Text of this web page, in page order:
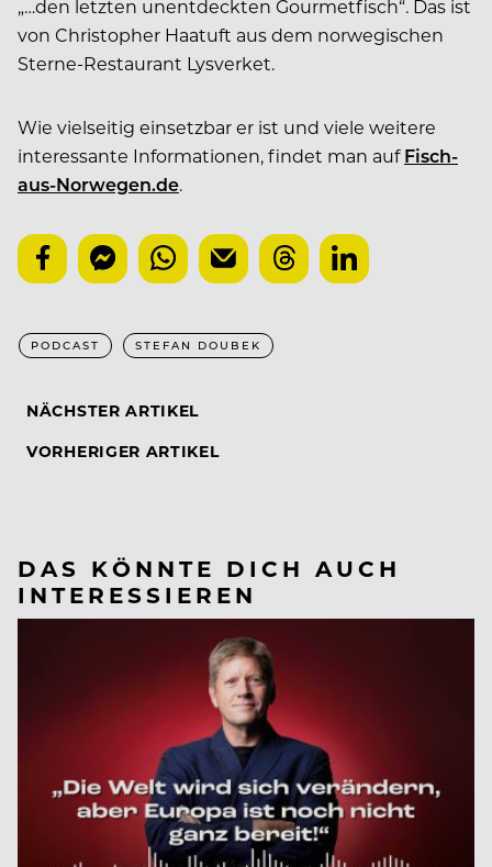
„…den letzten unentdeckten Gourmetfisch“. Das ist
von Christopher Haatuft aus dem norwegischen
Sterne-Restaurant Lysverket.
Wie vielseitig einsetzbar er ist und viele weitere
interessante Informationen, findet man aufFisch-
aus-Norwegen.de.
PODCAST STEFAN DOUBEK
NÄCHSTER ARTIKEL
VORHERIGER ARTIKEL
DAS KÖNNTE DICH AUCH
INTERESSIEREN